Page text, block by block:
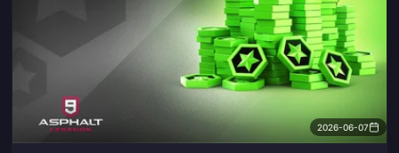
2026-06-07